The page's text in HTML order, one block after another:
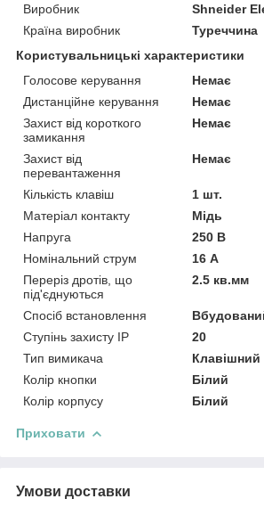
Виробник
Shneider
Країна виробник
Туреччина
Користувальницькі характеристики
Голосове керування
Немає
Дистанційне керування
Немає
Захист від короткого
замикання
Немає
Захист від
перевантаження
Немає
Кількість клавіш
1 шт.
Матеріал контакту
Мідь
Напруга
250 В
Номінальний струм
16 А
Переріз дротів, що
під'єднуються
2.5 кв.мм
Спосіб встановлення
Ступінь захисту IP
20
Тип вимикача
Клавішний
Колір кнопки
Білий
Колір корпусу
Білий
Приховати
Умови доставки